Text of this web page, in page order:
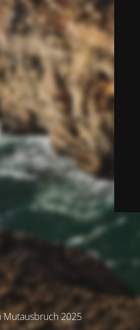
2025